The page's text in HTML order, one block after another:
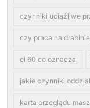
czynniki uciążliwe
czy praca na
ei 60 co oznacza
jakie czynniki
karta przeglądu